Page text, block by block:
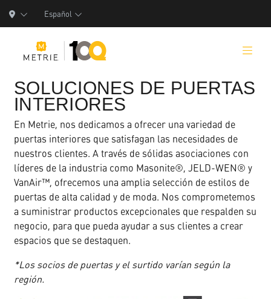
Español
Productos
Soluciones de Productos
Manufactura
Recursos
Quiénes Somos
SOLUCIONES DE PUERTAS
INTERIORES
En Metrie, nos dedicamos a ofrecer una variedad de
puertas interiores que satisfagan las necesidades de
nuestros clientes. A través de sólidas asociaciones con
líderes de la industria como Masonite®, JELD-WEN® y
VanAir™, ofrecemos una amplia selección de estilos de
puertas de alta calidad y de moda. Nos comprometemos
a suministrar productos excepcionales que respalden su
negocio, para que pueda ayudar a sus clientes a crear
espacios que se destaquen.
*Los socios de puertas y el surtido varían según la
región.